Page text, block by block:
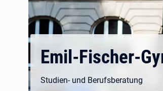
Emil-Fischer-
Studien- und Berufsberatung